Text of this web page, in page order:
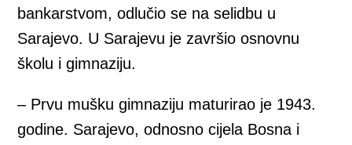
bankarstvom, odlučio se na selidbu u
Sarajevo. U Sarajevu je završio osnovnu
školu i gimnaziju.
– Prvu mušku gimnaziju maturirao je 1943.
godine. Sarajevo, odnosno cijela Bosna i